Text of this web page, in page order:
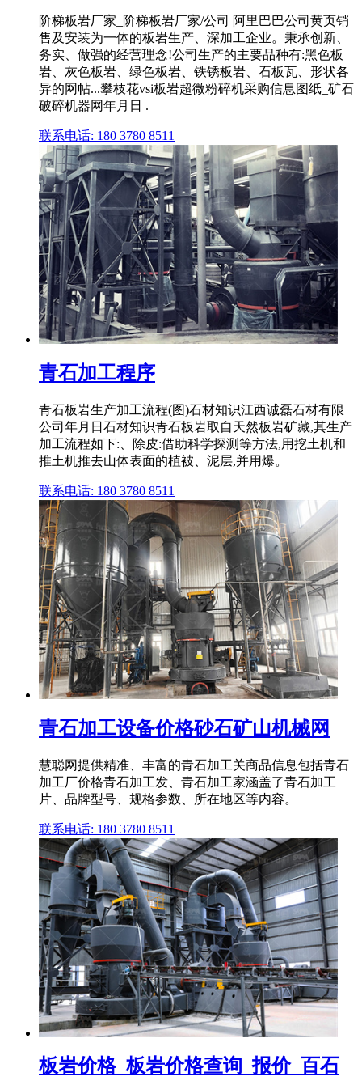
阶梯板岩厂家_阶梯板岩厂家/公司 阿里巴巴公司黄页销
售及安装为一体的板岩生产、深加工企业。秉承创新、
务实、做强的经营理念!公司生产的主要品种有:黑色板
岩、灰色板岩、绿色板岩、铁锈板岩、石板瓦、形状各
异的网帖...攀枝花vsi板岩超微粉碎机采购信息图纸_矿石
破碎机器网年月日 .
联系电话: 180 3780 8511
青石加工程序
青石板岩生产加工流程(图)石材知识江西诚磊石材有限
公司年月日石材知识青石板岩取自天然板岩矿藏,其生产
加工流程如下:、除皮:借助科学探测等方法,用挖土机和
推土机推去山体表面的植被、泥层,并用爆。
联系电话: 180 3780 8511
青石加工设备价格砂石矿山机械网
慧聪网提供精准、丰富的青石加工关商品信息包括青石
加工厂价格青石加工发、青石加工家涵盖了青石加工
片、品牌型号、规格参数、所在地区等内容。
联系电话: 180 3780 8511
板岩价格_板岩价格查询_报价_百石